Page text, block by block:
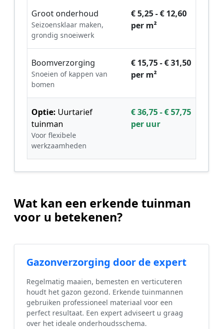
Groot onderhoud
Seizoensklaar maken,
grondig snoeiwerk
€ 5,25 - € 12,60
per m²
Boomverzorging
Snoeien of kappen van
bomen
€ 15,75 - € 31,50
per m²
Optie: Uurtarief
tuinman
Voor flexibele
werkzaamheden
€ 36,75 - € 57,75
per uur
Wat kan een erkende tuinman
voor u betekenen?
Gazonverzorging door de expert
Regelmatig maaien, bemesten en verticuteren
houdt het gazon gezond. Erkende tuinmannen
gebruiken professioneel materiaal voor een
perfect resultaat. Een expert adviseert u graag
over het ideale onderhoudsschema.